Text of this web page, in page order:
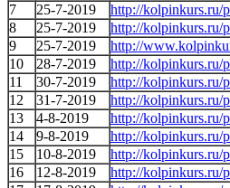
7
25-7-2019
http://kolpinkurs.ru/
8
25-7-2019
http://kolpinkurs.ru/
9
25-7-2019
http://
10
28-7-2019
http://kolpinkurs.ru/
11
30-7-2019
http://kolpinkurs.ru/
12
31-7-2019
http://kolpinkurs.ru/
13
4-8-2019
http://kolpinkurs.ru/
14
9-8-2019
http://kolpinkurs.ru/
15
10-8-2019
http://kolpinkurs.ru/
16
12-8-2019
http://kolpinkurs.ru/